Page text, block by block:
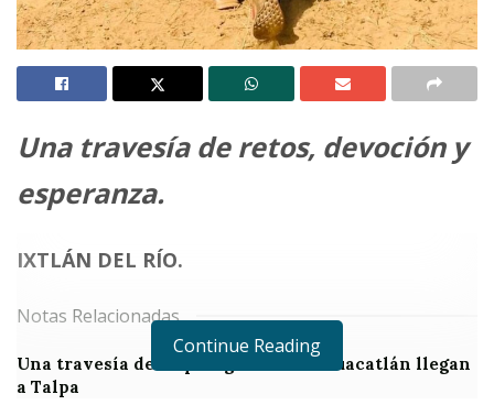
Una travesía de retos, devoción y
esperanza.
IXTLÁN DEL RÍO.
Notas Relacionadas
Una travesía de fe: peregrinos de Ahuacatlán llegan
a Talpa
Continue Reading